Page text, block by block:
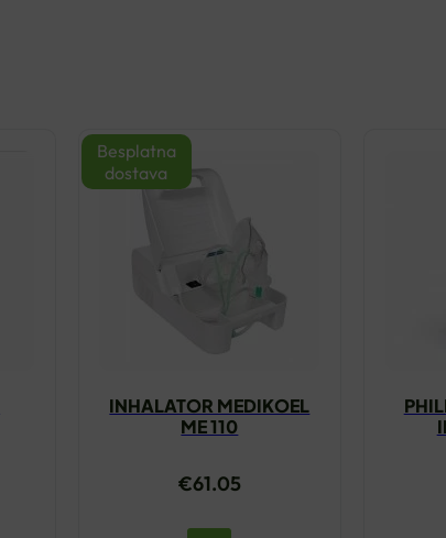
INHALATOR MEDIKOEL
ME 110
Besplatna
dostava
€61.05